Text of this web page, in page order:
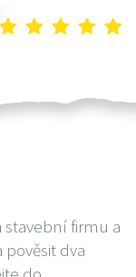
stavební firmu a
dva